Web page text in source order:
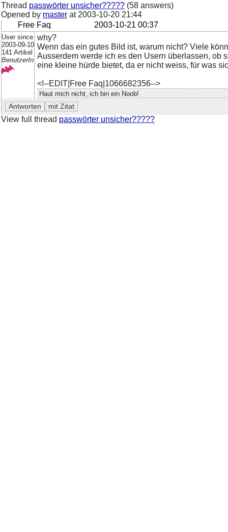
Thread passwörter unsicher????? (58 answers)
Opened by master at 2003-10-20 21:44
Free Faq
2003-10-21 00:37
User since
2003-09-10
141 Artikel
BenutzerIn
why?
Wenn das ein gutes Bild ist, warum nicht? Viele
Ausserdem werde ich es den Usern überlassen, ob
eine kleine hürde bietet, da er nicht weiss, für was
<!--EDIT|Free Faq|1066682356-->
Haut mich nicht, ich bin ein Noob!
View full thread passwörter unsicher?????